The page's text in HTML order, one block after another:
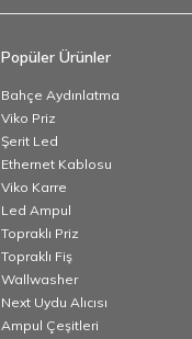
Popüler Ürünler
Bahçe Aydınlatma
Viko Priz
Şerit Led
Ethernet Kablosu
Viko Karre
Led Ampul
Topraklı Priz
Topraklı Fiş
Wallwasher
Next Uydu Alıcısı
Ampul Çeşitleri